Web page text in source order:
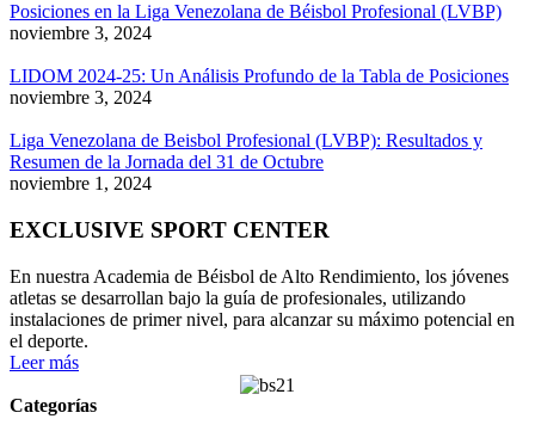
Posiciones en la Liga Venezolana de Béisbol Profesional (LVBP)
noviembre 3, 2024
LIDOM 2024-25: Un Análisis Profundo de la Tabla de Posiciones
noviembre 3, 2024
Liga Venezolana de Beisbol Profesional (LVBP): Resultados y
Resumen de la Jornada del 31 de Octubre
noviembre 1, 2024
EXCLUSIVE SPORT CENTER
En nuestra Academia de Béisbol de Alto Rendimiento, los jóvenes
atletas se desarrollan bajo la guía de profesionales, utilizando
instalaciones de primer nivel, para alcanzar su máximo potencial en
el deporte.
Leer más
Categorías